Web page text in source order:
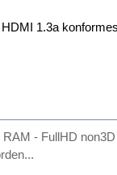
1.3a
- FullHD